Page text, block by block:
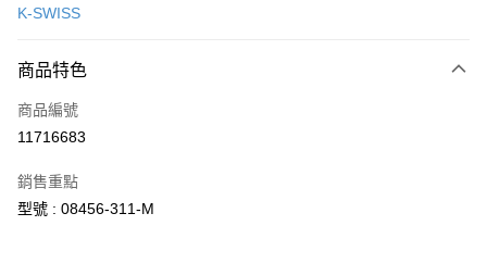
6 期 0 利率 每期
合作金庫商業銀行
上海商業儲蓄銀行
臺灣中小企業銀行
匯豐（台灣）商業銀行
LINE Pay
Apple Pay
街口支付
K-SWISS
商品特色
商品編號
11716683
銷售重點
型號 : 08456-311-M